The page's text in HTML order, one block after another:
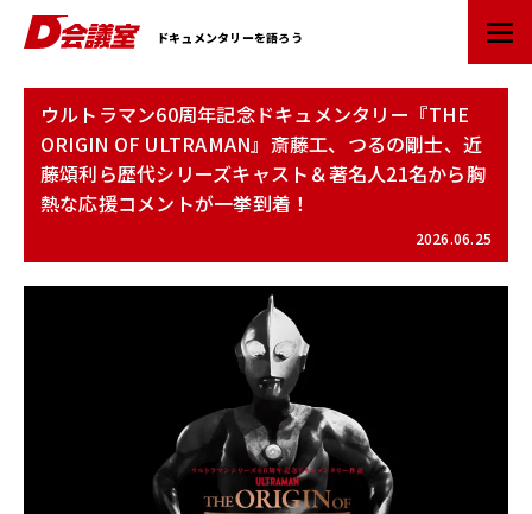
D
会
ドキュメンタリーを語ろう
ウルトラマン60周年記念ドキュメンタリー『THE
ORIGIN OF ULTRAMAN』斎藤工、つるの剛士、近
藤頌利ら歴代シリーズキャスト＆著名人21名から胸
熱な応援コメントが一挙到着！
2026.06.25